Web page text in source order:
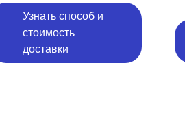
Узнать способ и
стоимость
доставки